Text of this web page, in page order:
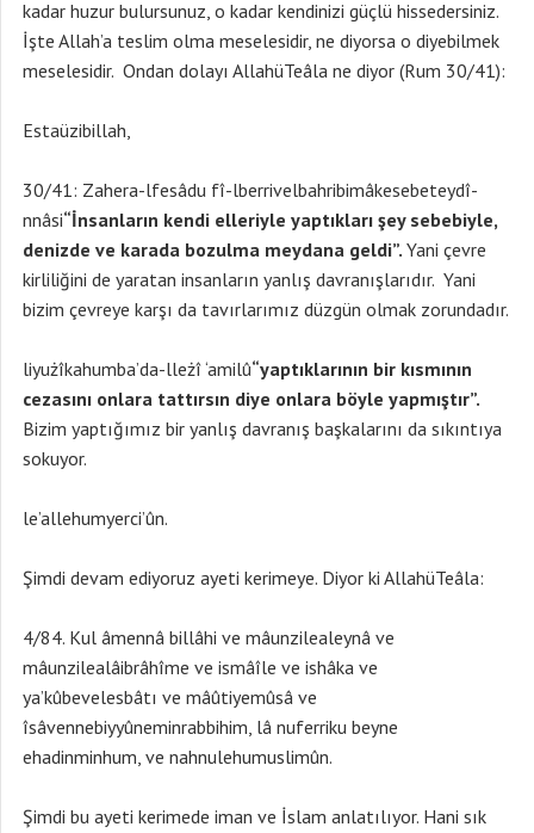
kadar huzur bulursunuz, o kadar kendinizi güçlü hissedersiniz.
İşte Allah’a teslim olma meselesidir, ne diyorsa o diyebilmek
meselesidir. Ondan dolayı AllahüTeâla ne diyor (Rum 30/41):
Estaüzibillah,
30/41: Zahera-lfesâdu fî-lberrivelbahribimâkesebeteydî-
nnâsi“İnsanların kendi elleriyle yaptıkları şey sebebiyle,
denizde ve karada bozulma meydana geldi”. Yani çevre
kirliliğini de yaratan insanların yanlış davranışlarıdır. Yani
bizim çevreye karşı da tavırlarımız düzgün olmak zorundadır.
liyużîkahumba’da-lleżî ‘amilû“yaptıklarının bir kısmının
cezasını onlara tattırsın diye onlara böyle yapmıştır”.
Bizim yaptığımız bir yanlış davranış başkalarını da sıkıntıya
sokuyor.
le’allehumyerci’ûn.
Şimdi devam ediyoruz ayeti kerimeye. Diyor ki AllahüTeâla:
4/84. Kul âmennâ billâhi ve mâunzilealeynâ ve
mâunzilealâibrâhîme ve ismâîle ve ishâka ve
ya’kûbevelesbâtı ve mâûtiyemûsâ ve
îsâvennebiyyûneminrabbihim, lâ nuferriku beyne
ehadinminhum, ve nahnulehumuslimûn.
Şimdi bu ayeti kerimede iman ve İslam anlatılıyor. Hani sık